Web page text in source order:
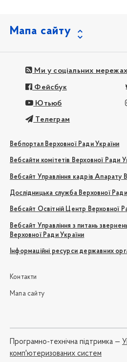
Мапа сайту
Ми у соціальних
Фейсбук
Ютьюб
Телеграм
Вебпортал Верховної Ради України
Вебсайти комітетів Верховної Ради
Вебсайт Управління кадрів Апарату
Дослідницька служба Верховної
Вебсайт Освітній Центр Верховної
Вебсайт Управління з питань
Верховної Ради України
Інформаційні ресурси державних
Контакти
Мапа сайту
Програмно-технічна підтримка —
комп'ютеризованих систем